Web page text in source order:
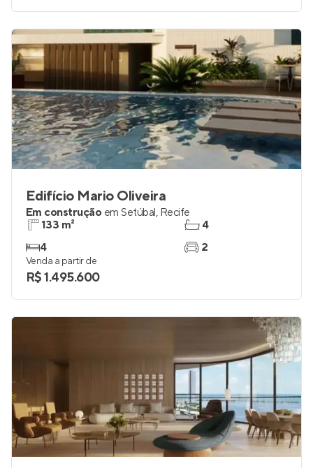
Edifício Mario Oliveira
Em construção em Setúbal, Recife
133 m²
4
4
2
Venda a partir de
R$ 1.495.600